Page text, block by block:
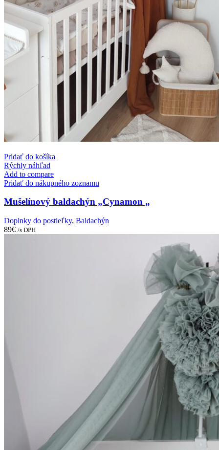
Pridať do košíka
Rýchly náhľad
Add to compare
Pridať do nákupného zoznamu
Mušelínový baldachýn „Cynamon „
Doplnky do postieľky, Baldachýn
89€ /s DPH